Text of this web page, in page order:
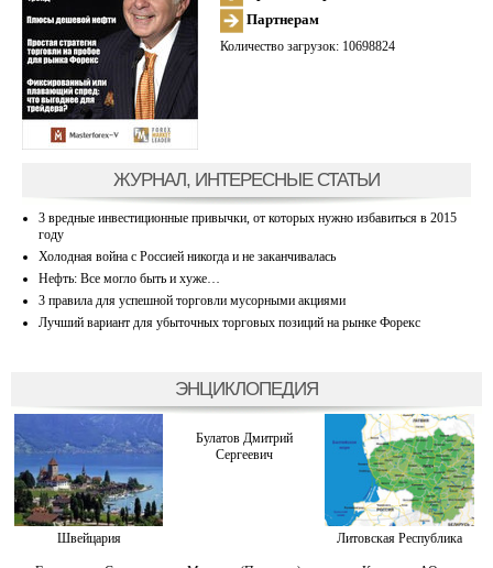
Партнерам
Количество загрузок: 10698824
ЖУРНАЛ, ИНТЕРЕСНЫЕ СТАТЬИ
3 вредные инвестиционные привычки, от которых нужно избавиться в 2015
году
Холодная война с Россией никогда и не заканчивалась
Нефть: Все могло быть и хуже…
3 правила для успешной торговли мусорными акциями
Лучший вариант для убыточных торговых позиций на рынке Форекс
ЭНЦИКЛОПЕДИЯ
Швейцария
Булатов Дмитрий
Сергеевич
Литовская Республика